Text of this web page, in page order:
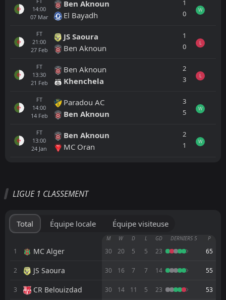
14:00
07 Mar
Ben Aknoun
El Bayadh
1
0
W
FT
21:00
27 Feb
JS Saoura
Ben Aknoun
1
0
L
FT
13:30
21 Feb
Ben Aknoun
Khenchela
2
3
L
FT
14:00
14 Feb
Paradou AC
Ben Aknoun
3
5
W
FT
13:00
24 Jan
Ben Aknoun
MC Oran
2
1
W
16:00
05 Jun
19May
Ben Aknoun
Mostaganem
3
0
FT
12May
USM Alger
1
LIGUE 1 CLASSEMENT
Total Équipe locale Équipe visiteuse
M W D L GD DERNIERS 5 P
1 MC Alger 30 20 5 5 23 65
2 JS Saoura 30 16 7 7 14 55
3 CR Belouizdad 30 14 11 5 23 53